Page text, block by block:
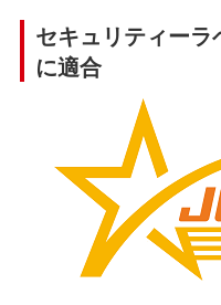
セキュリティーラ
に適合